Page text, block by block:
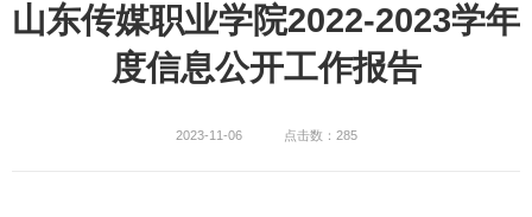
山东传媒职业学院2022-2023学年
度信息公开工作报告
2023-11-06 点击数：285